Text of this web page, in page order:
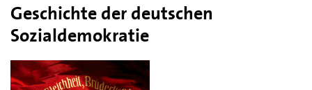
Geschichte der deutschen
Sozialdemokratie